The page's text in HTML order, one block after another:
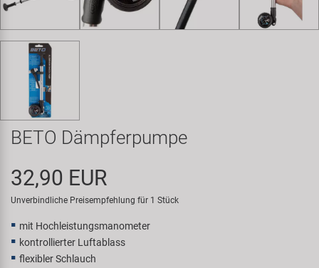
Smart
SRAM/RockShox
Super B
Velo
Markenübersicht
BETO Dämpferpumpe
32,90 EUR
Unverbindliche Preisempfehlung für 1 Stück
mit Hochleistungsmanometer
kontrollierter Luftablass
flexibler Schlauch